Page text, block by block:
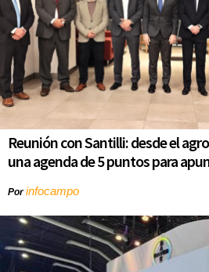
Reunión con Santilli: desde el
una agenda de 5 puntos para
Porinfocampo